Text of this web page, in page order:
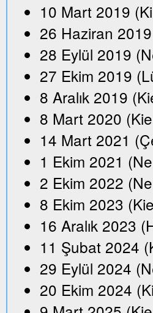
10 Mart 2019
26 Haziran
28 Eylül 2019
27 Ekim 2019
8 Aralık 2019
8 Mart 2020
14 Mart 2021
1 Ekim 2021
2 Ekim 2022
8 Ekim 2023
16 Aralık 2023
11 Şubat 2024
29 Eylül 2024
20 Ekim 2024